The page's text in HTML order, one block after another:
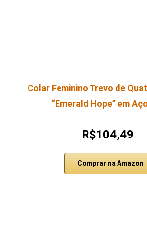
Colar Feminino Trevo de
“Emerald Hope” em
R$104,49
Comprar na Amazon